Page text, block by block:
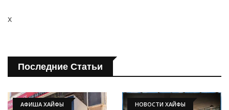
x
Последние Статьи
АФИША ХАЙФЫ НОВОСТИ ХАЙФЫ